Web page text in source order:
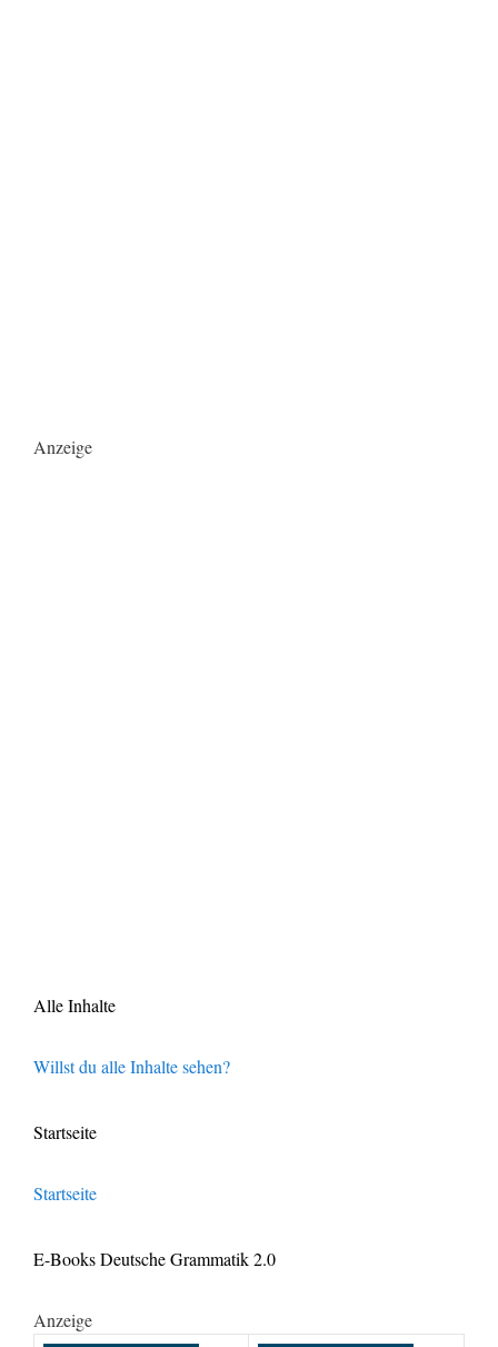
Anzeige
Alle Inhalte
Willst du alle Inhalte sehen?
Startseite
Startseite
E-Books Deutsche Grammatik 2.0
Anzeige